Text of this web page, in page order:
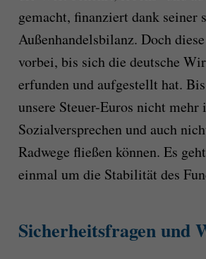
gemacht, finanziert dank seiner
Außenhandelsbilanz. Doch
vorbei, bis sich die deutsche
erfunden und aufgestellt hat.
unsere Steuer-Euros nicht mehr
Sozialversprechen und auch
Radwege fließen können. Es
einmal um die Stabilität des
Sicherheitsfragen und